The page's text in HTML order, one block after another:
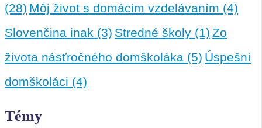
(28) Môj život s domácim vzdelávaním (4)
Slovenčina inak (3) Stredné školy (1) Zo
života násťročného domškoláka (5) Úspešní
domškoláci (4)
Témy